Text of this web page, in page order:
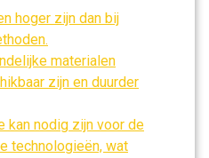
hoger zijn dan bij
materialen
zijn en duurder
kan nodig zijn voor de
technologieën, wat